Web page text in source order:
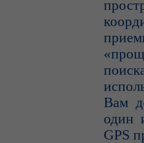
Вам
один
GPS